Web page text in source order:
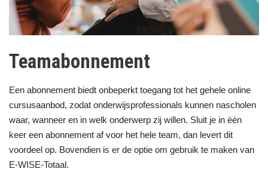
Teamabonnement
Een abonnement biedt onbeperkt toegang tot het gehele online
cursusaanbod, zodat onderwijsprofessionals kunnen nascholen
waar, wanneer en in welk onderwerp zij willen. Sluit je in één
keer een abonnement af voor het hele team, dan levert dit
voordeel op. Bovendien is er de optie om gebruik te maken van
E-WISE-Totaal.